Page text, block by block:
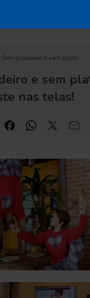
Sem picadeiro e sem plate…
e sem
nas telas!